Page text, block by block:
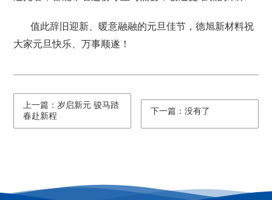
值此辞旧迎新、暖意融融的元旦佳节，德旭新材料祝
大家元旦快乐、万事顺遂！
上一篇：岁启新元 骏马踏
春赴新程
下一篇：没有了